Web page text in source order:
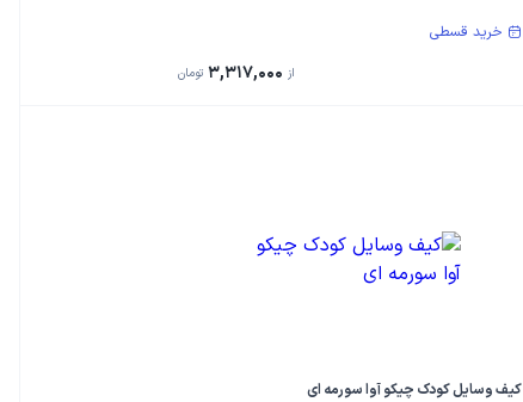
خرید قسطی
از 3,317,000 تومان
کیف وسایل کودک چیکو آوا سورمه ای